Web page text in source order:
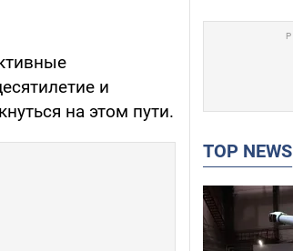
и
на этом пути.
TOP NEWS